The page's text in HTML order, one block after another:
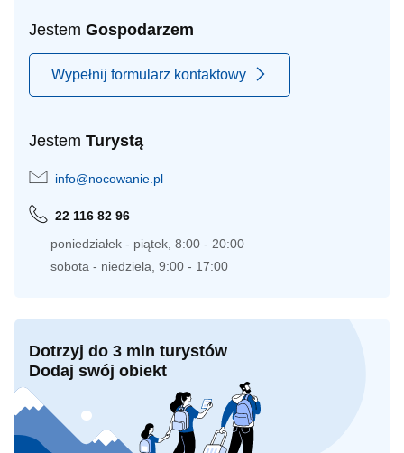
Jestem Gospodarzem
Wypełnij formularz kontaktowy
Jestem Turystą
info@nocowanie.pl
22 116 82 96
poniedziałek - piątek, 8:00 - 20:00
sobota - niedziela, 9:00 - 17:00
Dotrzyj do 3 mln turystów
Dodaj swój obiekt